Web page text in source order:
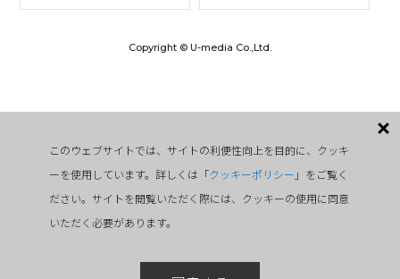
Copyright © U-media Co.,Ltd.
このウェブサイトでは、サイトの利便性向上を目的に、クッキ
ーを使用しています。詳しくは「クッキーポリシー 」をご覧く
ださい。サイトを閲覧いただく際には、クッキーの使用に同意
いただく必要があります。